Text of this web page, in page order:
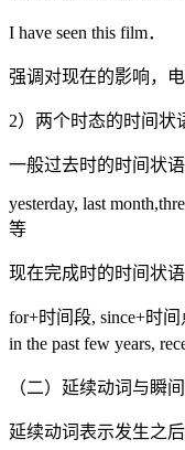
I have seen this film．
强调对现在的影响，
2）两个时态的时间状
一般过去时的时间状语
yesterday, last
等
现在完成时的时间状语
for+时间段, since+时间
in the past few years,
（二）延续动词与瞬
延续动词表示发生之